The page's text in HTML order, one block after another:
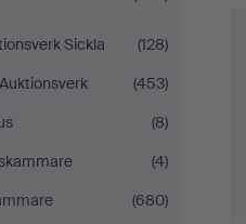
Sickla
(128)
(453)
(8)
(4)
(680)